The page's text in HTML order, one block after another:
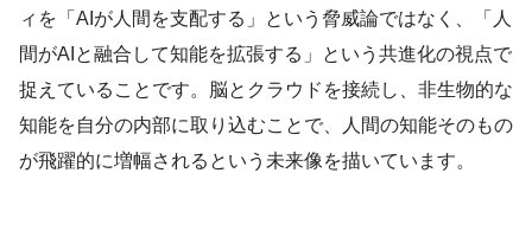
ィを「AIが人間を支配する」という脅威論ではなく、「人
間がAIと融合して知能を拡張する」という共進化の視点で
捉えていることです。脳とクラウドを接続し、非生物的な
知能を自分の内部に取り込むことで、人間の知能そのもの
が飛躍的に増幅されるという未来像を描いています。